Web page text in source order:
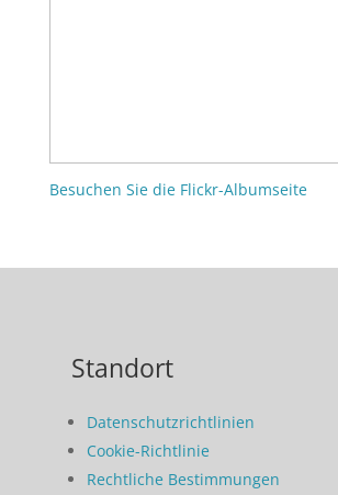
Besuchen Sie die Flickr-Albumseite
Standort
Datenschutzrichtlinien
Cookie-Richtlinie
Rechtliche Bestimmungen